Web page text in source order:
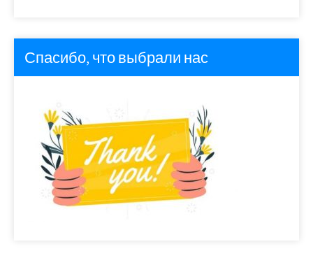
Спасибо, что выбрали нас